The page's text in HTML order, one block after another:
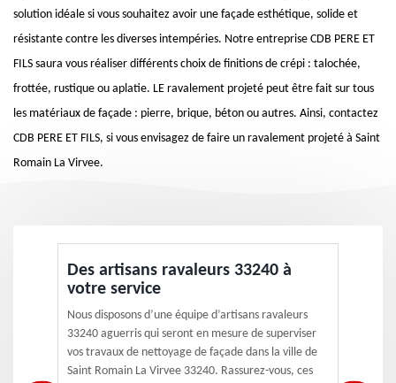
solution idéale si vous souhaitez avoir une façade esthétique, solide et
résistante contre les diverses intempéries. Notre entreprise CDB PERE ET
FILS saura vous réaliser différents choix de finitions de crépi : talochée,
frottée, rustique ou aplatie. LE ravalement projeté peut être fait sur tous
les matériaux de façade : pierre, brique, béton ou autres. Ainsi, contactez
CDB PERE ET FILS, si vous envisagez de faire un ravalement projeté à Saint
Romain La Virvee.
Des artisans ravaleurs 33240 à
votre service
Nous disposons d’une équipe d’artisans ravaleurs
33240 aguerris qui seront en mesure de superviser
vos travaux de nettoyage de façade dans la ville de
Saint Romain La Virvee 33240. Rassurez-vous, ces